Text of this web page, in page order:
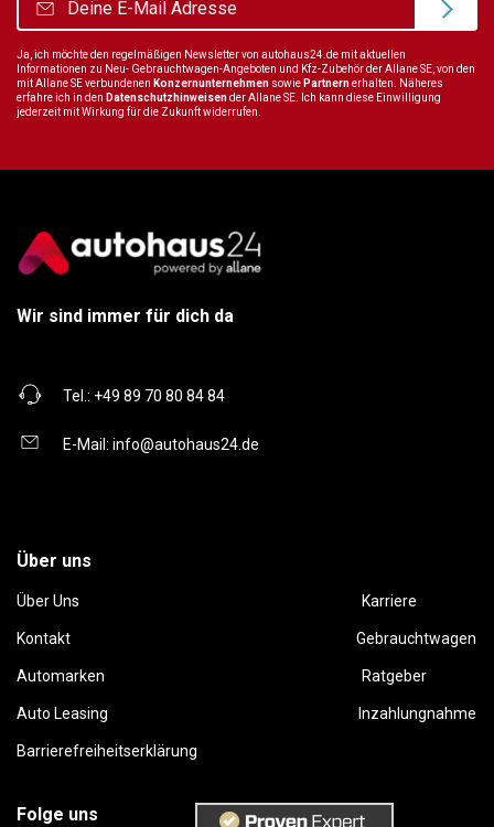
Ja, ich möchte den regelmäßigen Newsletter von autohaus24.de mit aktuellen
Informationen zu Neu- Gebrauchtwagen-Angeboten und Kfz-Zubehör der Allane SE, von den
mit Allane SE verbundenen Konzernunternehmen sowie Partnernerhalten. Näheres
erfahre ich in den Datenschutzhinweisender Allane SE. Ich kann diese Einwilligung
jederzeit mit Wirkung für die Zukunft widerrufen.
Wir sind immer für dich da
Tel.: +49 89 70 80 84 84
E-Mail: info@autohaus24.de
Über uns
Über Uns Karriere
Kontakt Gebrauchtwagen
Automarken Ratgeber
Auto Leasing Inzahlungnahme
Barrierefreiheitserklärung
Folge uns